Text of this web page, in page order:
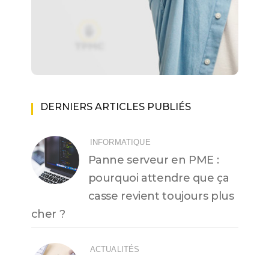
DERNIERS ARTICLES PUBLIÉS
INFORMATIQUE
Panne serveur en PME :
pourquoi attendre que ça
casse revient toujours plus
cher ?
ACTUALITÉS